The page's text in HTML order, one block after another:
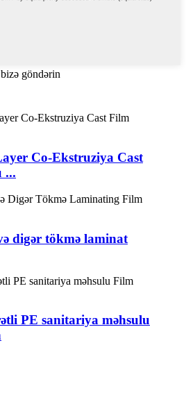
bizə göndərin
Co-Ekstruziya Cast
...
digər tökmə laminat
PE sanitariya məhsulu